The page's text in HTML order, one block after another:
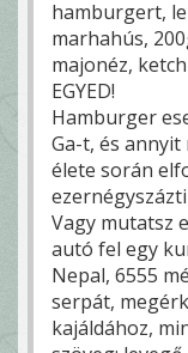
hamburgert,
marhahús,
majonéz,
EGYED!
Hamburger
Ga-t, és annyit
élete során
Vagy mutatsz
autó fel egy
Nepal, 6555
serpát,
kajáldához,